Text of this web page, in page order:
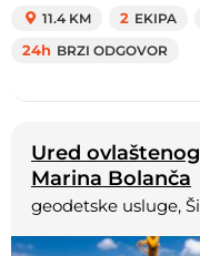
11.4 KM 2 EKIPA
24h BRZI ODGOVOR
Ured
Marina Bolanča
geodetske usluge,